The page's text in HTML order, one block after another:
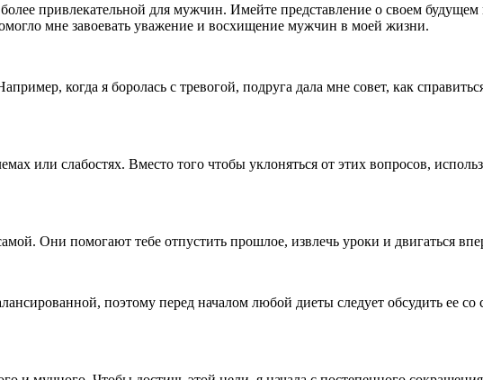
привлекательной для мужчин. Имейте представление о своем будущем
мне завоевать уважение и восхищение мужчин в моей жизни.
когда я боролась с тревогой, подруга дала мне совет, как
или слабостях. Вместо того чтобы уклоняться от этих вопросов,
Они помогают тебе отпустить прошлое, извлечь уроки и двигаться
поэтому перед началом любой диеты следует обсудить ее